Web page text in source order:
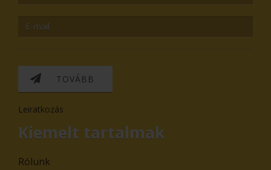
TOVÁBB
Leiratkozás
Kiemelt tartalmak
Rólunk